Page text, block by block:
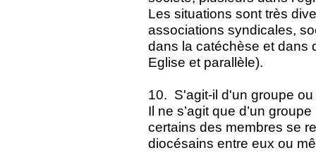
Les situations sont très
associations syndicales,
dans la catéchèse et dans
Eglise et parallèle).
10. S'agit-il d'un groupe
Il ne s’agit que d’un
certains des membres se
diocésains entre eux ou